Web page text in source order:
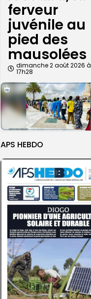
ferveur
juvénile au
pied des
mausolées
dimanche 2 août 2026 à
17h28
APS HEBDO